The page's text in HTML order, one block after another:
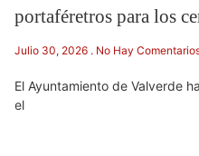
portaféretros para los
Julio 30, 2026 No Hay
El Ayuntamiento de Valverde
el